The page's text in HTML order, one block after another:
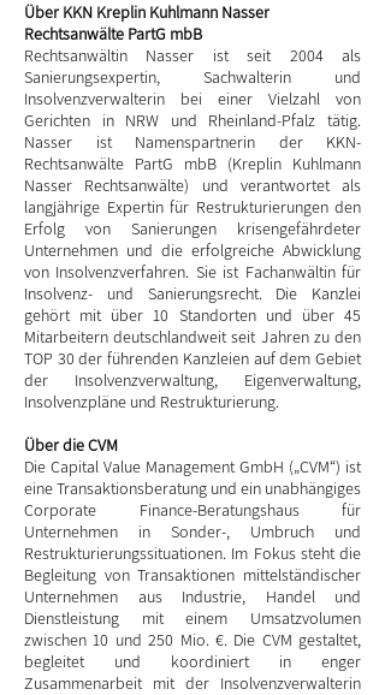
Über KKN Kreplin Kuhlmann Nasser
Rechtsanwälte PartG mbB
Rechtsanwältin Nasser ist seit 2004 als
Sanierungsexpertin, Sachwalterin und
Insolvenzverwalterin bei einer Vielzahl von
Gerichten in NRW und Rheinland-Pfalz tätig.
Nasser ist Namenspartnerin der KKN-
Rechtsanwälte PartG mbB (Kreplin Kuhlmann
Nasser Rechtsanwälte) und verantwortet als
langjährige Expertin für Restrukturierungen den
Erfolg von Sanierungen krisengefährdeter
Unternehmen und die erfolgreiche Abwicklung
von Insolvenzverfahren. Sie ist Fachanwältin für
Insolvenz- und Sanierungsrecht. Die Kanzlei
gehört mit über 10 Standorten und über 45
Mitarbeitern deutschlandweit seit Jahren zu den
TOP 30 der führenden Kanzleien auf dem Gebiet
der Insolvenzverwaltung, Eigenverwaltung,
Insolvenzpläne und Restrukturierung.
Über die CVM
Die Capital Value Management GmbH („CVM“) ist
eine Transaktionsberatung und ein unabhängiges
Corporate Finance-Beratungshaus für
Unternehmen in Sonder-, Umbruch und
Restrukturierungssituationen. Im Fokus steht die
Begleitung von Transaktionen mittelständischer
Unternehmen aus Industrie, Handel und
Dienstleistung mit einem Umsatzvolumen
zwischen 10 und 250 Mio. €. Die CVM gestaltet,
begleitet und koordiniert in enger
Zusammenarbeit mit der Insolvenzverwalterin